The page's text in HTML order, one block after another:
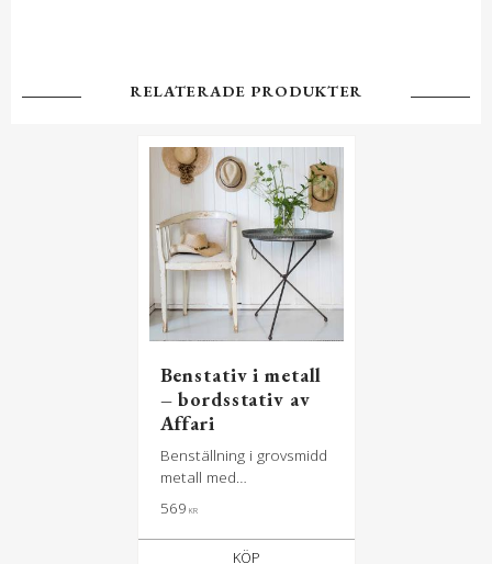
RELATERADE PRODUKTER
Benstativ i metall
– bordsstativ av
Affari
Benställning i grovsmidd
metall med
LITEN
569 KR
KÖP